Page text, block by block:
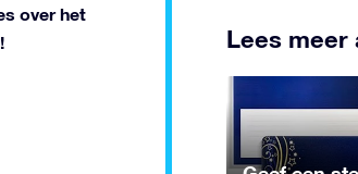
over het
Lees meer